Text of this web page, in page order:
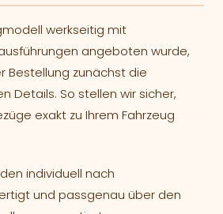
werkseitig mit
angeboten wurde,
Bestellung zunächst die
Details. So stellen wir sicher,
exakt zu Ihrem Fahrzeug
individuell nach
und passgenau über den